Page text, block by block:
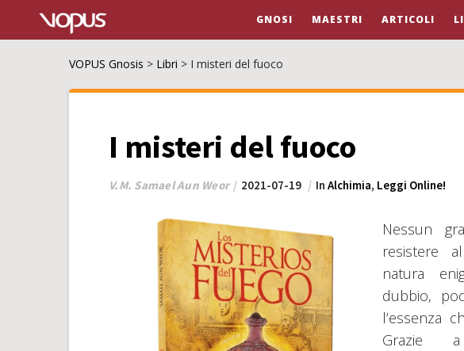
GNOSI MAESTRI ARTICOLI
VOPUS Gnosis > Libri > I misteri del fuoco
I misteri del fuoco
V.M. Samael Aun Weor 2021-07-19 In Alchimia, Leggi Online!
Nessun
resistere
natura
dubbio,
l’essenza
Grazie a